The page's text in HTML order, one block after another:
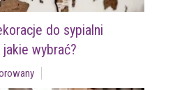
do sypialni
wybrać?